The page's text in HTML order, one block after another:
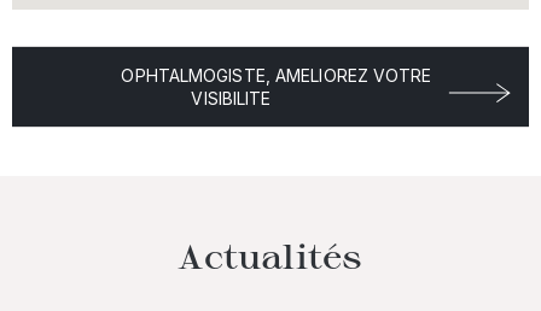
OPHTALMOGISTE, AMELIOREZ VOTRE
VISIBILITE
Actualités